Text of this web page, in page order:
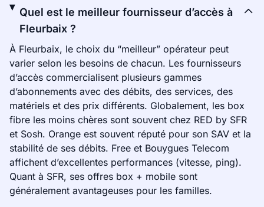
Quel est le meilleur fournisseur d’accès à
Fleurbaix ?
À Fleurbaix, le choix du “meilleur” opérateur peut
varier selon les besoins de chacun. Les fournisseurs
d’accès commercialisent plusieurs gammes
d’abonnements avec des débits, des services, des
matériels et des prix différents. Globalement, les box
fibre les moins chères sont souvent chez RED by SFR
et Sosh. Orange est souvent réputé pour son SAV et la
stabilité de ses débits. Free et Bouygues Telecom
affichent d’excellentes performances (vitesse, ping).
Quant à SFR, ses offres box + mobile sont
généralement avantageuses pour les familles.